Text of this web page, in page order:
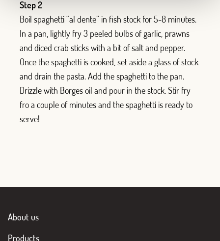
Step 2
Boil spaghetti “al dente” in fish stock for 5-8 minutes.
In a pan, lightly fry 3 peeled bulbs of garlic, prawns
and diced crab sticks with a bit of salt and pepper.
Once the spaghetti is cooked, set aside a glass of stock
and drain the pasta. Add the spaghetti to the pan.
Drizzle with Borges oil and pour in the stock. Stir fry
fro a couple of minutes and the spaghetti is ready to
serve!
About us
Products